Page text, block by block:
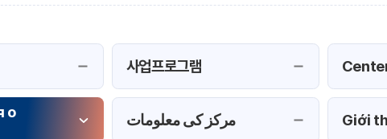
사업프로그램
о مرکز کی معلومات Giới